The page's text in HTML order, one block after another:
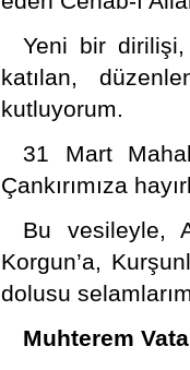
Yeni bir
katılan,
kutluyorum.
31 Mart
Çankırımıza
Bu vesileyle,
Korgun’a,
dolusu
Muhterem